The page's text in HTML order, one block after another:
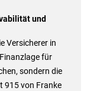
und
Versicherer in
für
sondern die
915 von Franke